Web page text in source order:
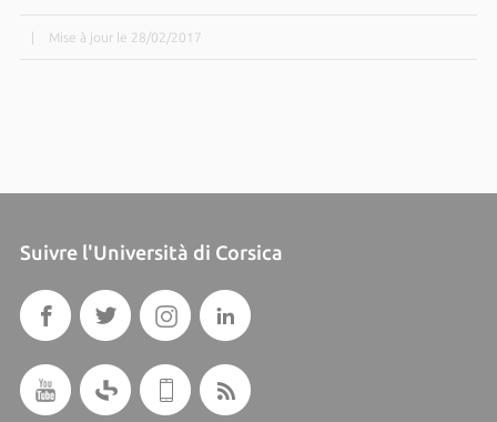
Mise à jour le 28/02/2017
Suivre l'Università di Corsica